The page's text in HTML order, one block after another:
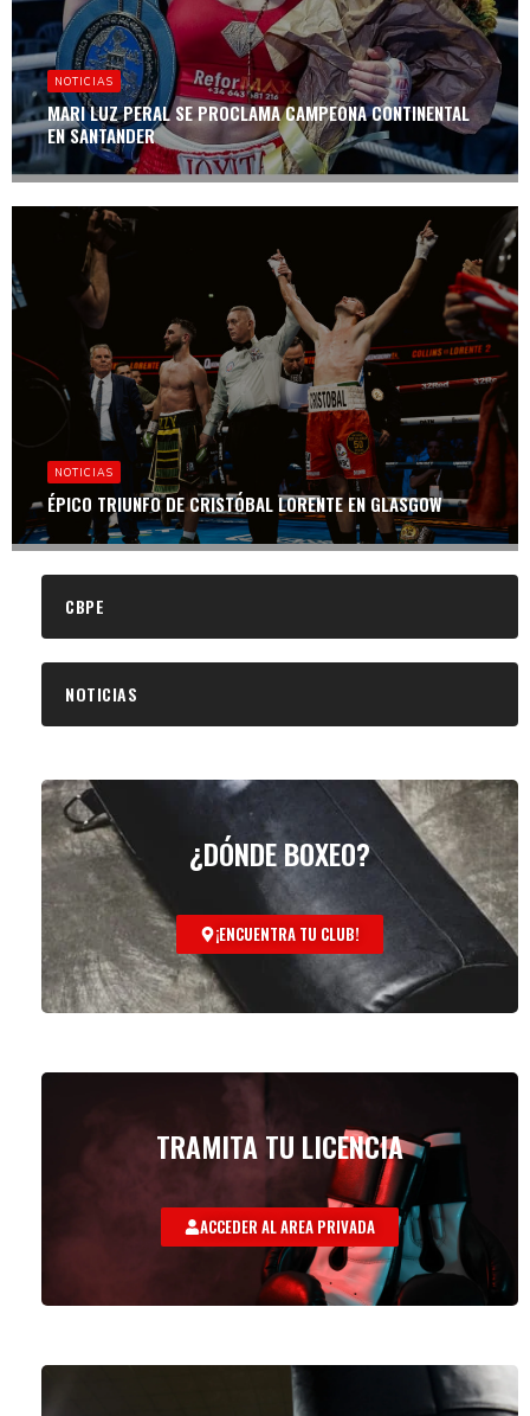
NOTICIAS
ÉPICO TRIUNFO DE CRISTÓBAL LORENTE EN GLASGOW
NOTICIAS
MARI LUZ PERAL SE PROCLAMA CAMPEONA CONTINENTAL
EN SANTANDER
CBPE
NOTICIAS
¿DÓNDE BOXEO?
¡ENCUENTRA TU CLUB!
TRAMITA TU LICENCIA
ACCEDER AL AREA PRIVADA